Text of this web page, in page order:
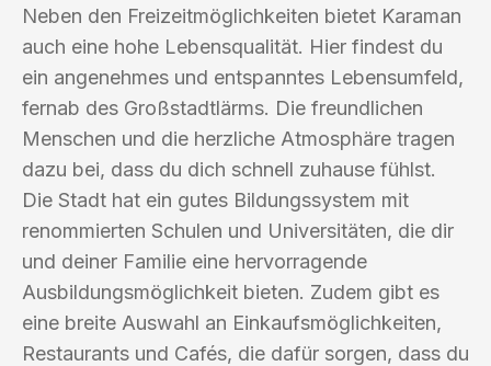
Neben den Freizeitmöglichkeiten bietet Karaman
auch eine hohe Lebensqualität. Hier findest du
ein angenehmes und entspanntes Lebensumfeld,
fernab des Großstadtlärms. Die freundlichen
Menschen und die herzliche Atmosphäre tragen
dazu bei, dass du dich schnell zuhause fühlst.
Die Stadt hat ein gutes Bildungssystem mit
renommierten Schulen und Universitäten, die dir
und deiner Familie eine hervorragende
Ausbildungsmöglichkeit bieten. Zudem gibt es
eine breite Auswahl an Einkaufsmöglichkeiten,
Restaurants und Cafés, die dafür sorgen, dass du